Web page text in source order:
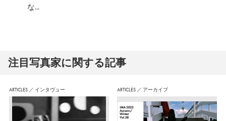
な...
注⽬写真家に関する記事
ARTICLES ／ インタヴュー ARTICLES ／ アーカイブ